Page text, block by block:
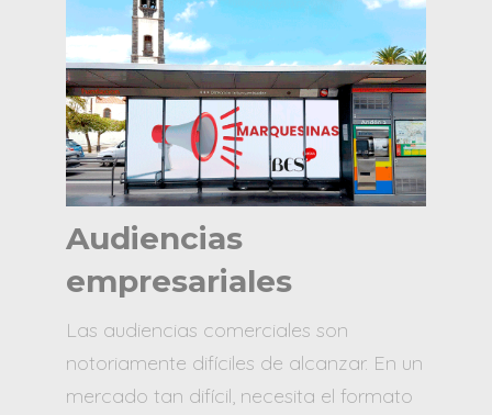
Audiencias
empresariales
Las audiencias comerciales son
notoriamente difíciles de alcanzar. En un
mercado tan difícil, necesita el formato